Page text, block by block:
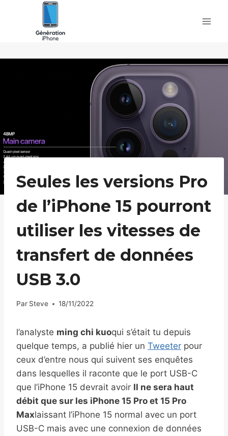
Seules les versions Pro
de l’iPhone 15 pourront
utiliser les vitesses de
transfert de données
USB 3.0
Par Steve 18/11/2022
l’analyste ming chi kuoqui s’était tu depuis
quelque temps, a publié hier un Tweeter pour
ceux d’entre nous qui suivent ses enquêtes
dans lesquelles il raconte que le port USB-C
que l’iPhone 15 devrait avoir Il ne sera haut
débit que sur les iPhone 15 Pro et 15 Pro
Maxlaissant l’iPhone 15 normal avec un port
USB-C mais avec une connexion de données